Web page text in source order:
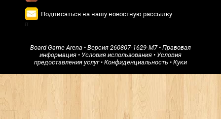
Подписаться на нашу новостную рассылку
Board Game Arena • Версия 260807-1629-M7• Правовая
информация• Условия использования• Условия
предоставления услуг• Конфиденциальность • Куки
π